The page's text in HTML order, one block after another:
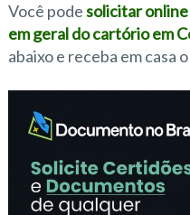
Você podesolicitar
em geral do cartório em
abaixo e receba em casa